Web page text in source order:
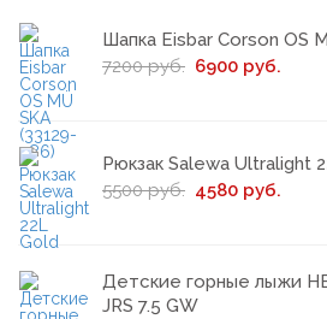
Шапка Eisbar Corson OS
7200 руб. 6900 руб.
Рюкзак Salewa Ultralight
5500 руб. 4580 руб.
Детские горные лыжи
JRS 7.5 GW